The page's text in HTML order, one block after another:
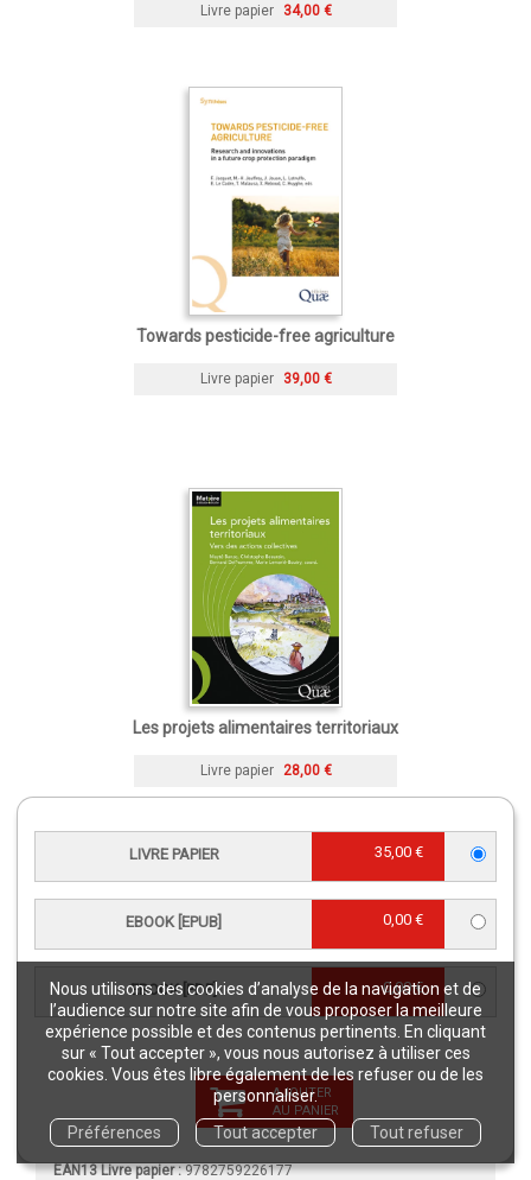
Nous utilisons des cookies d’analyse de la navigation et de
l’audience sur notre site afin de vous proposer la meilleure
expérience possible et des contenus pertinents. En cliquant
sur « Tout accepter », vous nous autorisez à utiliser ces
cookies. Vous êtes libre également de les refuser ou de les
personnaliser.
Préférences
Tout accepter Tout refuser
LIVRE PAPIER 35,00 €
EBOOK [EPUB] 0,00 €
EBOOK [PDF] 0,00 €
AJOUTER
AU PANIER
Livre papier 34,00 €
Towards pesticide-free agriculture
Livre papier 39,00 €
Les projets alimentaires territoriaux
Livre papier 28,00 €
CARACTÉRISTIQUES
Langue(s) :Français
Éditeur : Éditions Quae
Édition :
1
édition
Collection : Update Sciences & technologies
Publication :14 mars 2017
Référence Livre papier :02569
Référence eBook [ePub] :02569EPB
Référence eBook [PDF] :
02569NUM
EAN13 Livre papier :9782759226177